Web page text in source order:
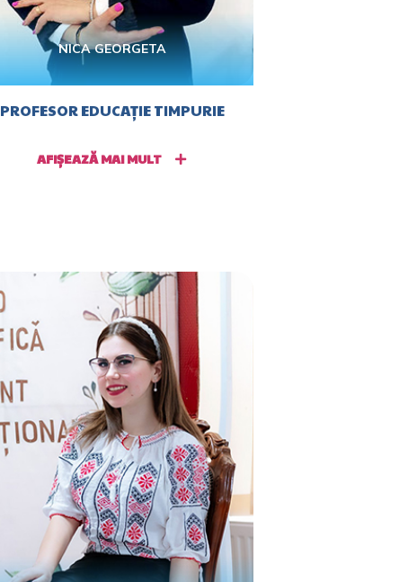
NICA GEORGETA
PROFESOR EDUCAȚIE TIMPURIE
AFIȘEAZĂ MAI MULT